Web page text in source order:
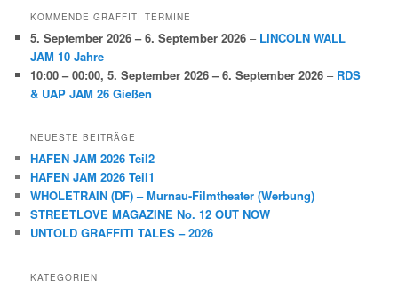
KOMMENDE GRAFFITI TERMINE
5. September 2026 – 6. September 2026 – LINCOLN WALL
JAM 10 Jahre
10:00 – 00:00,5. September 2026 – 6. September 2026 – RDS
& UAP JAM 26 Gießen
NEUESTE BEITRÄGE
HAFEN JAM 2026 Teil2
HAFEN JAM 2026 Teil1
WHOLETRAIN (DF) – Murnau-Filmtheater (Werbung)
STREETLOVE MAGAZINE No. 12 OUT NOW
UNTOLD GRAFFITI TALES – 2026
KATEGORIEN